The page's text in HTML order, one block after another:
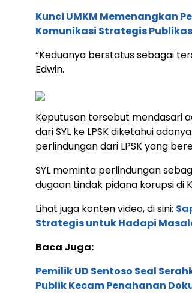
Kunci UMKM Memenangkan
Komunikasi Strategis
“Keduanya berstatus sebagai
Edwin.
Keputusan tersebut mendasari
dari SYL ke LPSK diketahui
perlindungan dari LPSK yang
SYL meminta perlindungan
dugaan tindak pidana korupsi di
Lihat juga konten video, di sini:
Strategis untuk Hadapi
Baca Juga:
Pemilik UD Sentoso Seal
Publik Kecam Penahanan